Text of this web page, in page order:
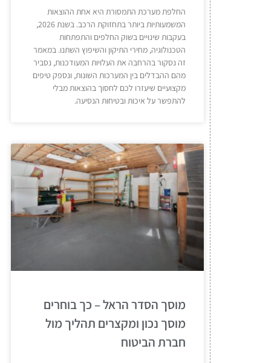
החלפת מערכת התמסורת היא אחת ההוצאות
המשמעותיות ביותר בתחזוקת הרכב. בשנת 2026,
בעקבות שינויים בשוק החלפים והתפתחות
הטכנולוגיה, מחירי התיקון והשיפוץ השתנו. במאמר
זה נסקור בהרחבה את העלויות המעודכנות, נסביר
מהם ההבדלים בין המערכות השונות, ונספק טיפים
מקצועיים שיעזרו לכם לחסוך בהוצאות מבלי
להתפשר על איכות ובטיחות הנסיעה.
מוסך הסדר הראל – כך בוחרים
מוסך נכון ומקצרים תהליך מול
חברת הביטוח